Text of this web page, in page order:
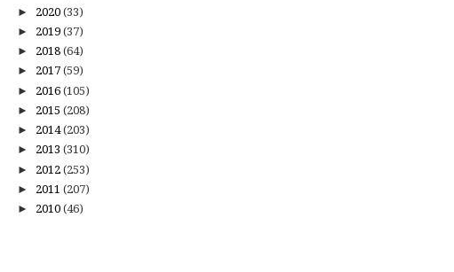
► 2020 (33)
► 2019 (37)
► 2018 (64)
► 2017 (59)
► 2016 (105)
► 2015 (208)
► 2014(203)
► 2013 (310)
► 2012 (253)
► 2011 (207)
► 2010 (46)